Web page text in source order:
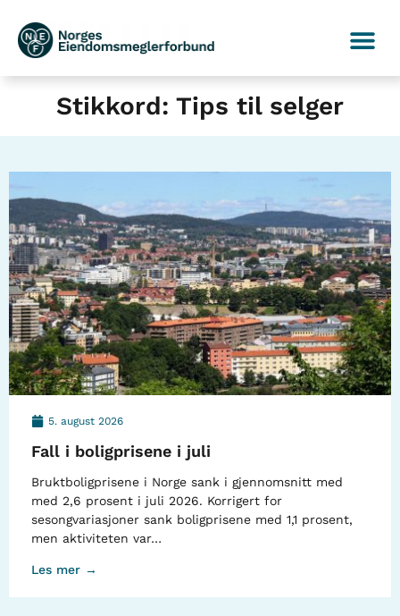
Stikkord: Tips til selger
5. august 2026
Fall i boligprisene i juli
Bruktboligprisene i Norge sank i gjennomsnitt med
med 2,6 prosent i juli 2026. Korrigert for
sesongvariasjoner sank boligprisene med 1,1 prosent,
men aktiviteten var…
Les mer →